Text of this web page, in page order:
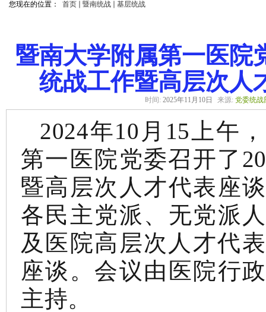
您现在的位置： 首页 暨南统战 基层统战
暨南大学附属第一医院
统战工作暨高层次人
时间: 2025年11月10日 来源: 党委统战
2024年10月15上午
第一医院党委召开了
暨高层次人才代表座
各民主党派、无党派
及医院高层次人才代
座谈。会议由医院行
主持。